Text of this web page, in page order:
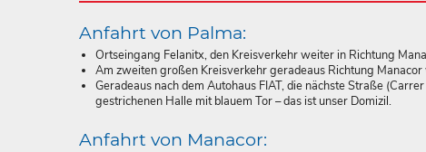
Anfahrt von Palma:
Ortseingang Felanitx, den Kreisverkehr weiter in Richtung
Am zweiten großen Kreisverkehr geradeaus Richtung
Geradeaus nach dem Autohaus FIAT, die nächste Straße
gestrichenen Halle mit blauem Tor – das ist unser Domizil.
Anfahrt von Manacor: